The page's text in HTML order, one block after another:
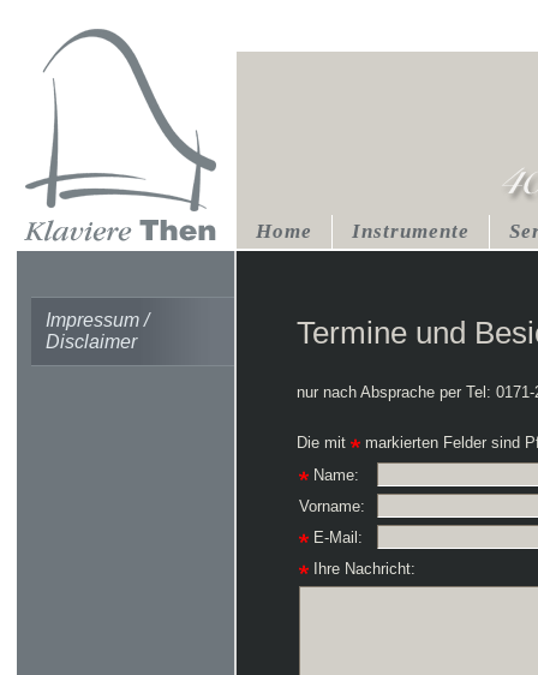
Home Instrumente
Impressum /
Disclaimer
Termine und
nur nach Absprache per Tel:
Die mit
markierten Felder sind
Name:
Vorname:
E-Mail:
Ihre Nachricht: